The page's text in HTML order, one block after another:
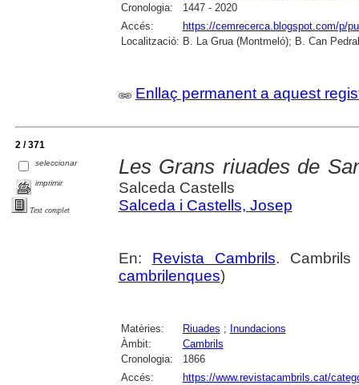
Cronologia:
1447 - 2020
Accés:
https://cemrecerca.blogspot.com/p/
Localització: B. La Grua (Montmeló); B. Can
Enllaç permanent a aquest
2 / 371
seleccionar
imprimir
Text complet
Les Grans riuades de
Salceda Castells
Salceda i Castells, Josep
En: Revista Cambrils. Cambrils
cambrilenques)
Matèries: Riuades ; Inundacions
Àmbit:
Cambrils
Cronologia:
1866
Accés:
https://www.revistacambrils.cat/